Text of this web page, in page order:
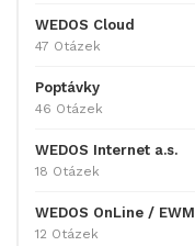
WEDOS Cloud
47 Otázek
Poptávky
46 Otázek
WEDOS Internet a.s.
18 Otázek
WEDOS OnLine / EWM
12 Otázek